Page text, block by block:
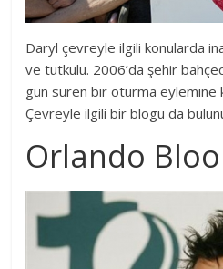
Daryl çevreyle ilgili konularda
ve tutkulu. 2006’da şehir
gün süren bir oturma eylemine
Çevreyle ilgili bir blogu da
Orlando